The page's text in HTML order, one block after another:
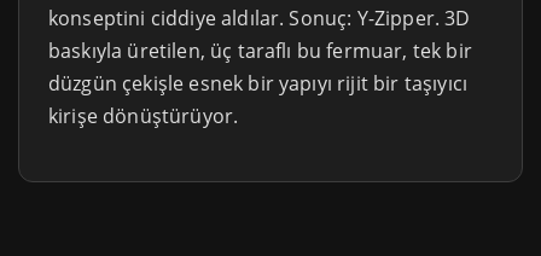
konseptini ciddiye aldılar. Sonuç: Y-Zipper. 3D
baskıyla üretilen, üç taraflı bu fermuar, tek bir
düzgün çekişle esnek bir yapıyı rijit bir taşıyıcı
kirişe dönüştürüyor.